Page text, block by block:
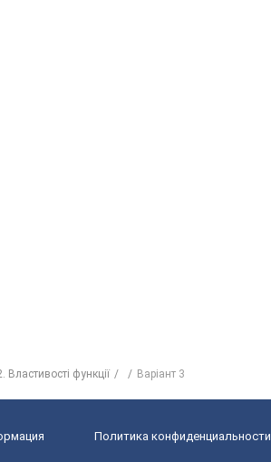
Властивості функції Варіант 3
Политика конфиденциальности